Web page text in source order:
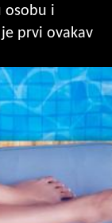
osobu i
prvi ovakav